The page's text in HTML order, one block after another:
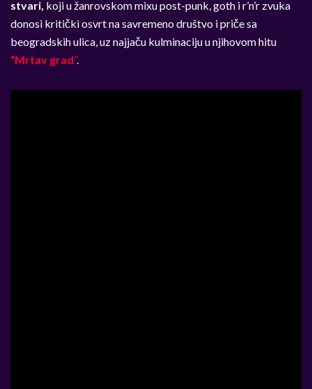
stvari, koji u žanrovskom mixu post-punk, goth i r’n’r zvuka
donosi kritički osvrt na savremeno društvo i priče sa
beogradskih ulica, uz najjaču kulminaciju u njihovom hitu
“Mrtav grad”.